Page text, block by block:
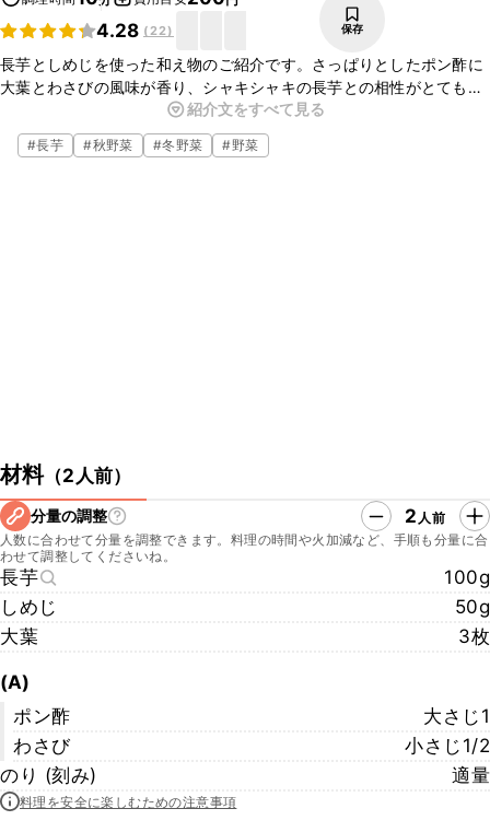
4.28 (22) 保存
長芋としめじを使った和え物のご紹介です。さっぱりとしたポン酢に
大葉とわさびの風味が香り、シャキシャキの長芋との相性がとてもよ
い一品です。お酒のおつまみにもぴったりですよ。簡単なのでぜひ
作ってみてくださいね。
紹介文をすべて見る
#長芋 #秋野菜 #冬野菜 #野菜
材料（2人前）
分量の調整 2 人前
人数に合わせて分量を調整できます。料理の時間や火加減など、手順も分量に合
わせて調整してくださいね。
長芋
100g
しめじ
50g
大葉
3枚
(A)
ポン酢
大さじ1
わさび
小さじ1/2
のり (刻み)
適量
料理を安全に楽しむための注意事項